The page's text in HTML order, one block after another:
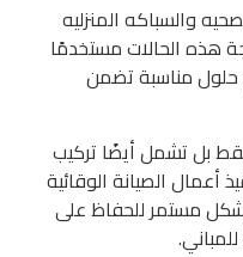
والسباكه المنزليه
هذه الحالات مستخدمًا
مناسبة تضمن
بل تشمل أيضًا تركيب
الصيانة الوقائية
مستمر للحفاظ على